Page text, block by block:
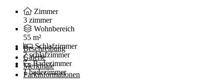
Zimmer
3 zimmer
Wohnbereich
55 m²
Schlafzimmer
2 schlafzimmer
Badezimmer
1 badezimmer
Beschreibung
Galerie
Merkmale
Parkinformationen